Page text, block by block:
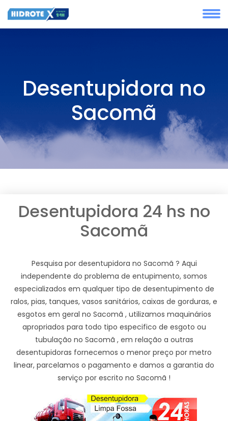
Desentupidora no
Sacomã
Desentupidora 24 hs no
Sacomã
Pesquisa por desentupidora no Sacomã ? Aqui
independente do problema de entupimento, somos
especializados em qualquer tipo de desentupimento de
ralos, pias, tanques, vasos sanitários, caixas de gorduras, e
esgotos em geral no Sacomã , utilizamos maquinários
apropriados para todo tipo especifico de esgoto ou
tubulação no Sacomã , em relação a outras
desentupidoras fornecemos o menor preço por metro
linear, parcelamos o pagamento e damos a garantia do
serviço por escrito no Sacomã !